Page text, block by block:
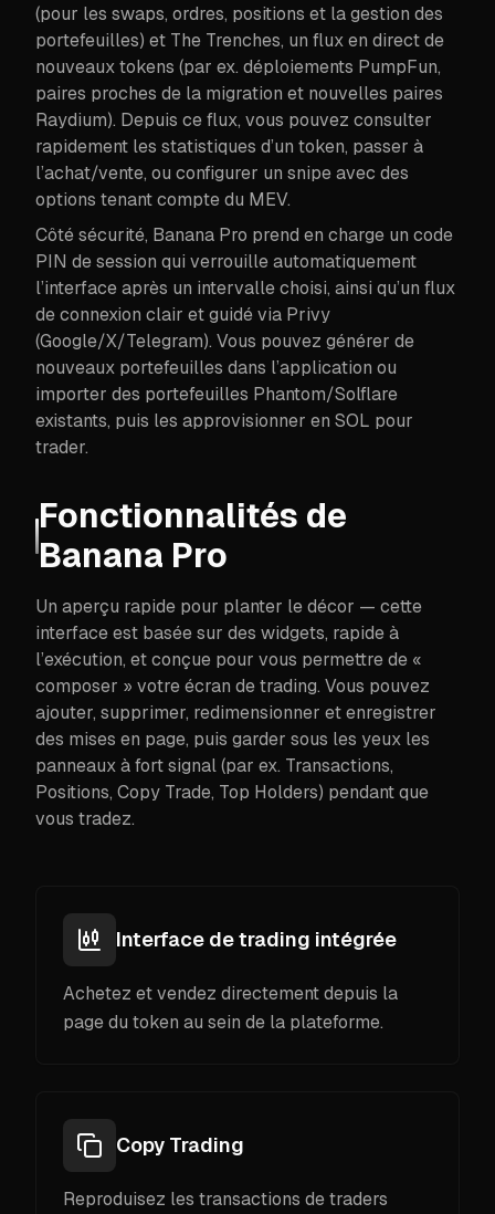
(pour les swaps, ordres, positions et la gestion des
portefeuilles) et The Trenches, un flux en direct de
nouveaux tokens (par ex. déploiements PumpFun,
paires proches de la migration et nouvelles paires
Raydium). Depuis ce flux, vous pouvez consulter
rapidement les statistiques d’un token, passer à
l’achat/vente, ou configurer un snipe avec des
options tenant compte du MEV.
Côté sécurité, Banana Pro prend en charge un code
PIN de session qui verrouille automatiquement
l’interface après un intervalle choisi, ainsi qu’un flux
de connexion clair et guidé via Privy
(Google/X/Telegram). Vous pouvez générer de
nouveaux portefeuilles dans l’application ou
importer des portefeuilles Phantom/Solflare
existants, puis les approvisionner en SOL pour
trader.
Fonctionnalités de
Banana Pro
Un aperçu rapide pour planter le décor — cette
interface est basée sur des widgets, rapide à
l’exécution, et conçue pour vous permettre de «
composer » votre écran de trading. Vous pouvez
ajouter, supprimer, redimensionner et enregistrer
des mises en page, puis garder sous les yeux les
panneaux à fort signal (par ex. Transactions,
Positions, Copy Trade, Top Holders) pendant que
vous tradez.
Interface de trading intégrée
Achetez et vendez directement depuis la
page du token au sein de la plateforme.
Copy Trading
Reproduisez les transactions de traders